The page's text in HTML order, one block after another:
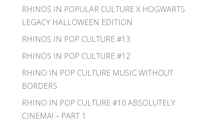
RHINOS IN POPULAR CULTURE X HOGWARTS
LEGACY HALLOWEEN EDITION
RHINOS IN POP CULTURE #13
RHINOS IN POP CULTURE #12
RHINO IN POP CULTURE MUSIC WITHOUT
BORDERS
RHINO IN POP CULTURE #10 ABSOLUTELY
CINEMA! – PART 1